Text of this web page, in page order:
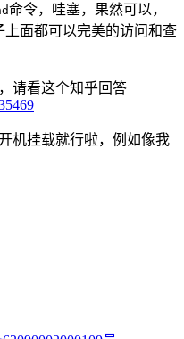
命令，哇塞，果然可以，
面都可以完美的访问和查
请看这个知乎回答
机挂载就行啦，例如像我